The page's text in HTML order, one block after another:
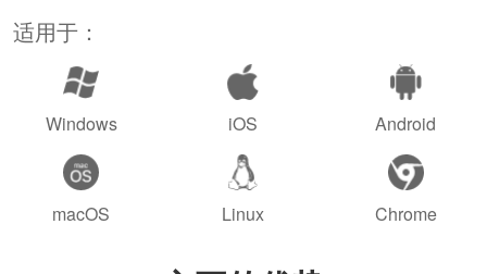
适用于：
Windows iOS Android
macOS Linux Chrome